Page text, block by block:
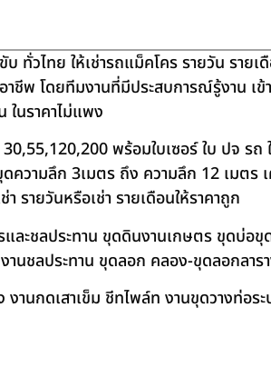
ทั่วไทย ให้เช่ารถแม็คโคร รายวัน รายเ
าชีพ โดยทีมงานที่มีประสบการณ์รู้งาน เ
นราคาไม่แพง
พร้อมใบเซอร์ ใบ ปจ ร
ดความลึก 3เมตร ถึง ความลึก 12 เมต
รายวันหรือเช่า รายเดือนให้ราคาถูก
ละชลประทาน ขุดดินงานเกษตร ขุดบ่อ
นชลประทาน ขุดลอก คลอง-ขุดลอกลาร
านกดเสาเข็ม ชีทไพล์ท งานขุดวางท่อ